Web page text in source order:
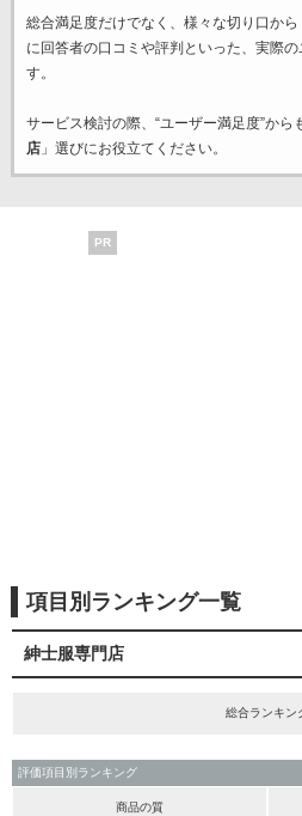
総合満足度だけでなく、様々な切り口から
に回答者の口コミや評判といった、実際
す。
サービス検討の際、“ユーザー満足度”から
店」選びにお役立てください。
PR
項目別ランキング一覧
紳士服専門店
総合ランキン
評価項目別ランキング
商品の質